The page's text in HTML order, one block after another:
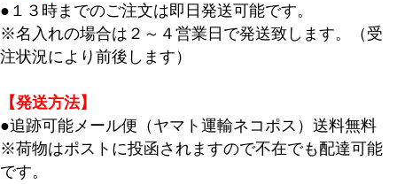
●１３時までのご注文は即日発送可能です。
※名入れの場合は２～４営業日で発送致します。（受
注状況により前後します）
【発送方法】
●追跡可能メール便（ヤマト運輸ネコポス）送料無料
※荷物はポストに投函されますので不在でも配達可能
です。